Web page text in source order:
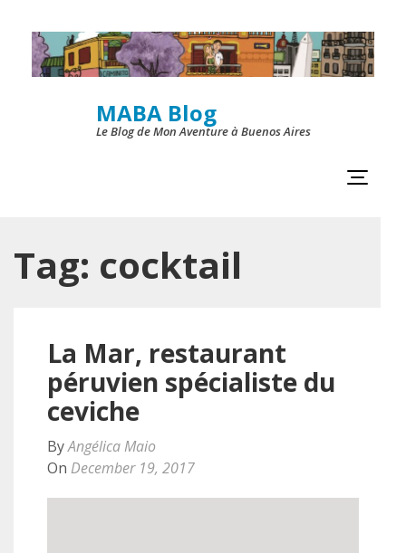
Skip
to
content
MABA Blog
Le Blog de Mon Aventure à Buenos Aires
Tag: cocktail
La Mar, restaurant
péruvien spécialiste du
ceviche
ByAngélica Maio
On December 19, 2017